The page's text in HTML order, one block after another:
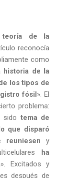
teoría de la
reconocía
como
historia de la
los tipos de
fósil». El
problema:
sido tema de
que disparó
reuniesen y
ha
». Excitados y
después de